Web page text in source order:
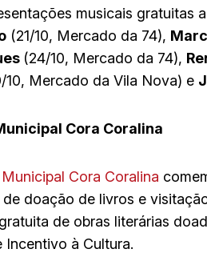
musicais gratuitas
(21/10, Mercado da 74),
(24/10, Mercado da 74),
10, Mercado da Vila Nova) e
Cora Coralina
Cora Coralina
de doação de livros e
de obras literárias
Incentivo à Cultura.